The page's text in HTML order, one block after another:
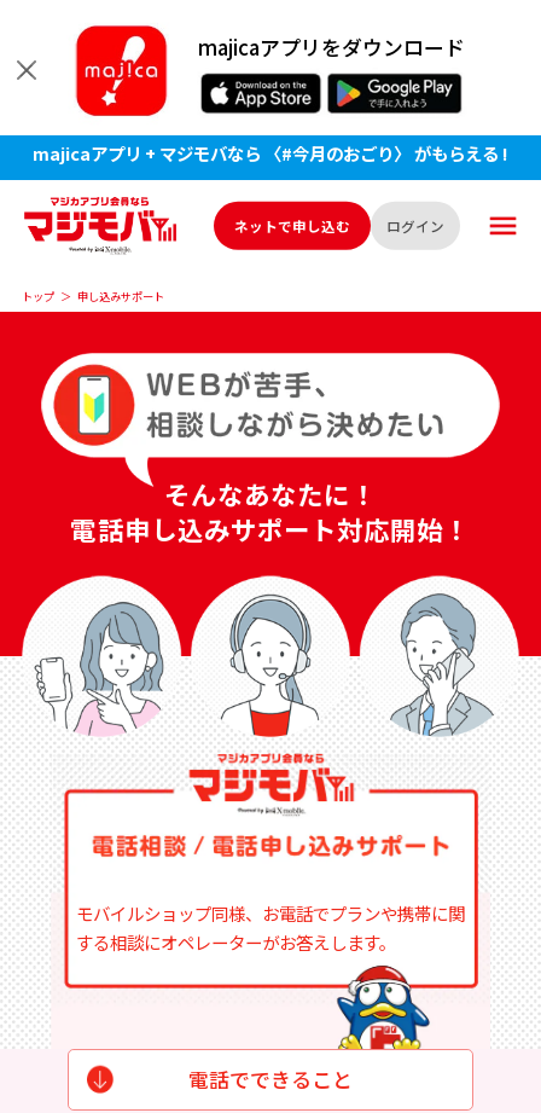
majicaアプリをダウンロード
majicaアプリ + マジモバなら 〈#今月のおごり〉 がもらえる !
ネットで申し込む ログイン
トップ ＞ 申し込みサポート
そんなあなたに！
電話申し込みサポート対応開始！
モバイルショップ同様、お電話でプランや携帯に関
する相談にオペレーターがお答えします。
電話でできること